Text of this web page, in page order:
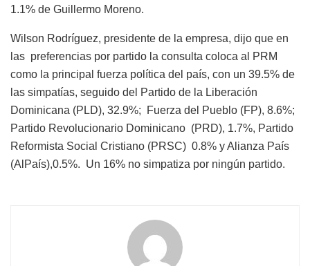
1.1% de Guillermo Moreno.
Wilson Rodríguez, presidente de la empresa, dijo que en
las preferencias por partido la consulta coloca al PRM
como la principal fuerza política del país, con un 39.5% de
las simpatías, seguido del Partido de la Liberación
Dominicana (PLD), 32.9%; Fuerza del Pueblo (FP), 8.6%;
Partido Revolucionario Dominicano (PRD), 1.7%, Partido
Reformista Social Cristiano (PRSC) 0.8% y Alianza País
(AlPaís),0.5%. Un 16% no simpatiza por ningún partido.